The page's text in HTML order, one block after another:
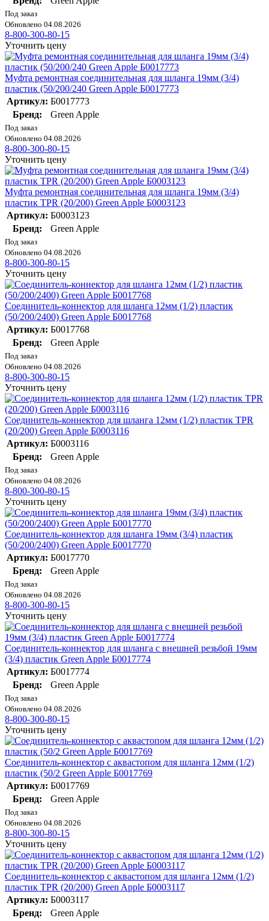
Под заказ
Обновлено 04.08.2026
8-800-300-80-15
Уточнить цену
Муфта ремонтная соединительная для шланга 19мм (3/4)
пластик (50/200/240 Green Apple Б0017773
Артикул: Б0017773
Бренд:
Green Apple
Под заказ
Обновлено 04.08.2026
8-800-300-80-15
Уточнить цену
Муфта ремонтная соединительная для шланга 19мм (3/4)
пластик TPR (20/200) Green Apple Б0003123
Артикул: Б0003123
Бренд:
Green Apple
Под заказ
Обновлено 04.08.2026
8-800-300-80-15
Уточнить цену
Соединитель-коннектор для шланга 12мм (1/2) пластик
(50/200/2400) Green Apple Б0017768
Артикул: Б0017768
Бренд:
Green Apple
Под заказ
Обновлено 04.08.2026
8-800-300-80-15
Уточнить цену
Соединитель-коннектор для шланга 12мм (1/2) пластик TPR
(20/200) Green Apple Б0003116
Артикул: Б0003116
Бренд:
Green Apple
Под заказ
Обновлено 04.08.2026
8-800-300-80-15
Уточнить цену
Соединитель-коннектор для шланга 19мм (3/4) пластик
(50/200/2400) Green Apple Б0017770
Артикул: Б0017770
Бренд:
Green Apple
Под заказ
Обновлено 04.08.2026
8-800-300-80-15
Уточнить цену
Соединитель-коннектор для шланга с внешней резьбой 19мм
(3/4) пластик Green Apple Б0017774
Артикул: Б0017774
Бренд:
Green Apple
Под заказ
Обновлено 04.08.2026
8-800-300-80-15
Уточнить цену
Соединитель-коннектор с аквастопом для шланга 12мм (1/2)
пластик (50/2 Green Apple Б0017769
Артикул: Б0017769
Бренд:
Green Apple
Под заказ
Обновлено 04.08.2026
8-800-300-80-15
Уточнить цену
Соединитель-коннектор с аквастопом для шланга 12мм (1/2)
пластик TPR (20/200) Green Apple Б0003117
Артикул: Б0003117
Бренд:
Green Apple